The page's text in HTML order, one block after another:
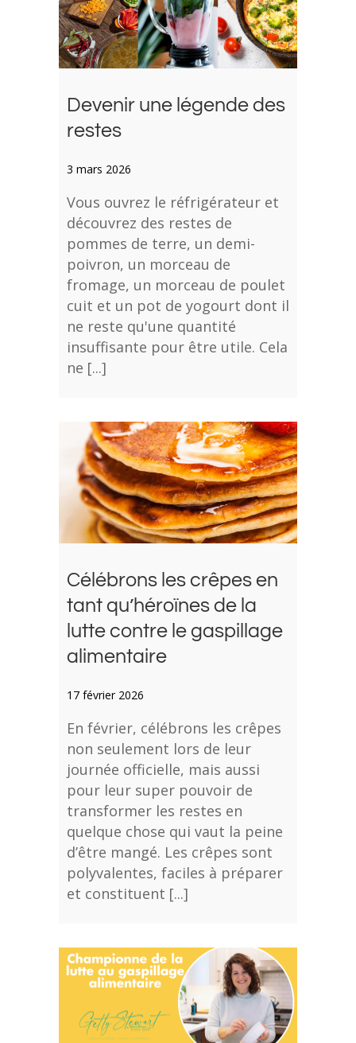
Devenir une légende des
restes
3 mars 2026
Vous ouvrez le réfrigérateur et
découvrez des restes de
pommes de terre, un demi-
poivron, un morceau de
fromage, un morceau de poulet
cuit et un pot de yogourt dont il
ne reste qu'une quantité
insuffisante pour être utile. Cela
ne [...]
Célébrons les crêpes en
tant qu’héroïnes de la
lutte contre le gaspillage
alimentaire
17 février 2026
En février, célébrons les crêpes
non seulement lors de leur
journée officielle, mais aussi
pour leur super pouvoir de
transformer les restes en
quelque chose qui vaut la peine
d’être mangé. Les crêpes sont
polyvalentes, faciles à préparer
et constituent [...]